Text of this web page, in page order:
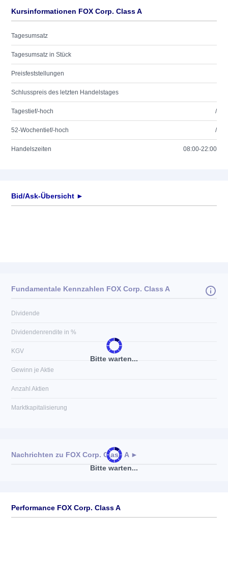
Kursinformationen FOX Corp. Class A
Tagesumsatz
Tagesumsatz in Stück
Preisfeststellungen
Schlusspreis des letzten Handelstages
Tagestief/-hoch /
52-Wochentief/-hoch /
Handelszeiten 08:00-22:00
Bid/Ask-Übersicht ►
Bitte warten...
Fundamentale Kennzahlen FOX Corp. Class A
Dividende
Dividendenrendite in %
KGV
Gewinn je Aktie
Anzahl Aktien
Marktkapitalisierung
Bitte warten...
Nachrichten zu FOX Corp. Class A ►
Performance FOX Corp. Class A